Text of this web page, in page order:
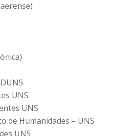
UNS
UNS
de Humanidades – UNS
UNS